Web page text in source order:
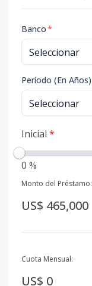
Banco*
Período (En Años)
Inicial *
0 %
Monto del Préstamo:
US$ 465,000
Cuota Mensual:
US$ 0